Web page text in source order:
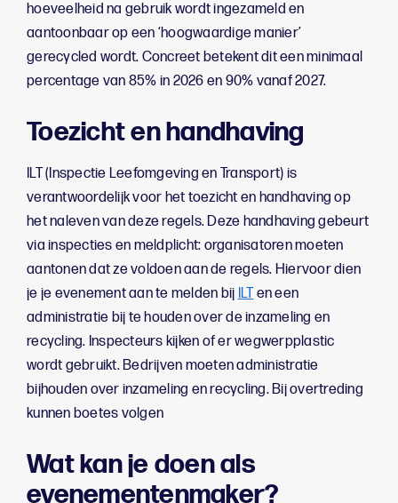
hoeveelheid na gebruik wordt ingezameld en
aantoonbaar op een ‘hoogwaardige manier’
gerecycled wordt. Concreet betekent dit een minimaal
percentage van 85% in 2026 en 90% vanaf 2027.
Toezicht en handhaving
ILT (Inspectie Leefomgeving en Transport) is
verantwoordelijk voor het toezicht en handhaving op
het naleven van deze regels. Deze handhaving gebeurt
via inspecties en meldplicht: organisatoren moeten
aantonen dat ze voldoen aan de regels. Hiervoor dien
je je evenement aan te melden bij ILTen een
administratie bij te houden over de inzameling en
recycling. Inspecteurs kijken of er wegwerpplastic
wordt gebruikt. Bedrijven moeten administratie
bijhouden over inzameling en recycling. Bij overtreding
kunnen boetes volgen
Wat kan je doen als
evenementenmaker?